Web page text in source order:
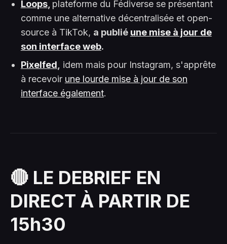
Loops, plateforme du Fédiverse se présentant
comme une alternative décentralisée et open-
source à TikTok, a publié une mise à jour de
son interface web.
Pixelfed, idem mais pour Instagram, s'apprête
à recevoir une lourde mise à jour de son
interface également.
🔴 LE DEBRIEF EN
DIRECT À PARTIR DE
15h30